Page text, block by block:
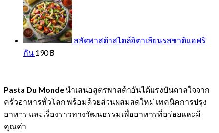
สลัดพาสต้าสไตล์อิตาเลียนรสชาติแอฟริ
กัน 190฿
Pasta Du Monde นำเสนอสูตรพาสต้าอันได้แรงบันดาลใจจาก
ครัวอาหารทั่วโลก พร้อมด้วยส่วนผสมสดใหม่ เทคนิคการปรุง
อาหาร และเรื่องราวทางวัฒนธรรมเพื่ออาหารที่อร่อยและมี
คุณค่า